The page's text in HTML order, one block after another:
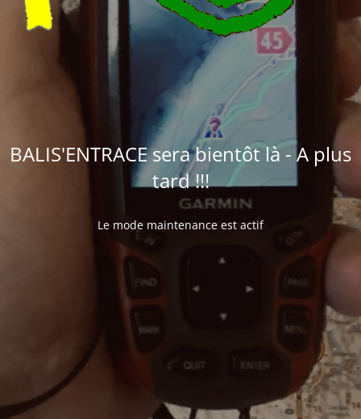
BALIS'ENTRACE sera bientôt là - A plus
tard !!!
Le mode maintenance est actif